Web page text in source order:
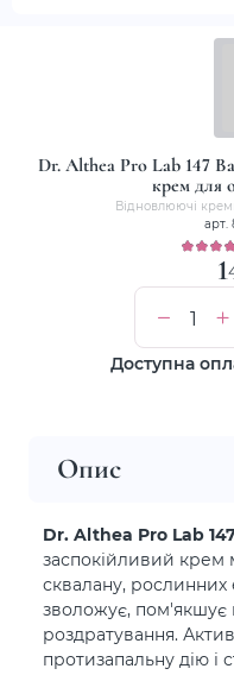
Dr. Althea Pro Lab 147
крем для
Відновлюючі
арт.
Доступна
Опис
Dr. Althea Pro Lab
заспокійливий крем
сквалану, рослинних
зволожує, пом'якшує
роздратування.
протизапальну дію